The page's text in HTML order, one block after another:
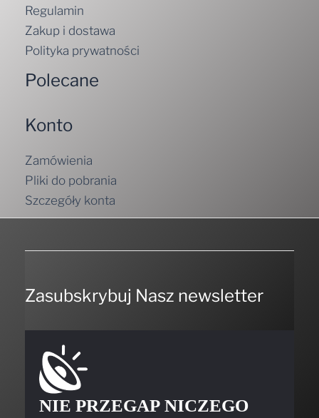
Regulamin
Zakup i dostawa
Polityka prywatności
Polecane
Konto
Zamówienia
Pliki do pobrania
Szczegóły konta
Zasubskrybuj Nasz newsletter
NIE PRZEGAP NICZEGO